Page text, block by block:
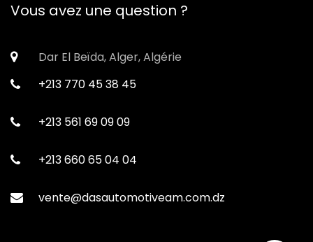
Vous avez une question ?
Dar El Beïda, Alger, Algérie
+213 770 45 38 45
+213 561 69 09 09
+213 660 65 04 04
vente@dasautomotiveam.com.dz